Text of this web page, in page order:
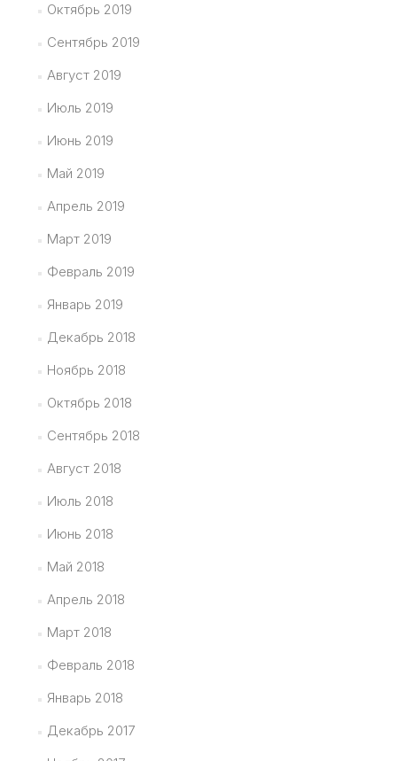
Октябрь 2019
Сентябрь 2019
Август 2019
Июль 2019
Июнь 2019
Май 2019
Апрель 2019
Март 2019
Февраль 2019
Январь 2019
Декабрь 2018
Ноябрь 2018
Октябрь 2018
Сентябрь 2018
Август 2018
Июль 2018
Июнь 2018
Май 2018
Апрель 2018
Март 2018
Февраль 2018
Январь 2018
Декабрь 2017